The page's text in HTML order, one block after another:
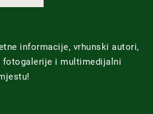
informacije, vrhunski autori,
fotogalerije i multimedijalni